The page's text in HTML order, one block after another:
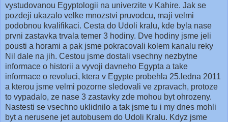
vystudovanou Egyptologii na univerzite v Kahire. Jak se
pozdeji ukazalo velke mnozstvi pruvodcu, maji velmi
podobnou kvalifikaci. Cesta do Udoli kralu, kde byla nase
prvni zastavka trvala temer 3 hodiny. Dve hodiny jsme jeli
pousti a horami a pak jsme pokracovali kolem kanalu reky
Nil dale na jih. Cestou jsme dostali vsechny nezbytne
informace o historii a vyvoji davneho Egypta a take
informace o revoluci, ktera v Egypte probehla 25.ledna 2011
a kterou jsme velmi pozorne sledovali ve zpravach, protoze
to vypadalo, ze nase 3 zastavky zde mohou byt ohrozeny.
Nastesti se vsechno uklidnilo a tak jsme tu i my dnes mohli
byt a nerusene jet autobusem do Udoli Kralu. Kdyz jsme